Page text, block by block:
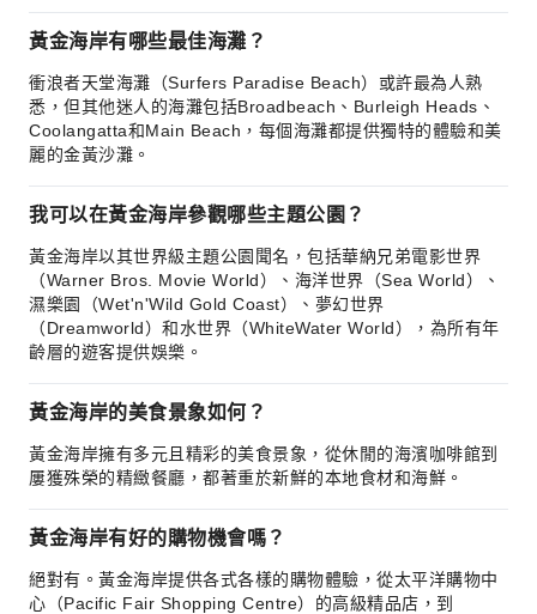
黃金海岸有哪些最佳海灘？
衝浪者天堂海灘（Surfers Paradise Beach）或許最為人熟
悉，但其他迷人的海灘包括Broadbeach、Burleigh Heads、
Coolangatta和Main Beach，每個海灘都提供獨特的體驗和美
麗的金黃沙灘。
我可以在黃金海岸參觀哪些主題公園？
黃金海岸以其世界級主題公園聞名，包括華納兄弟電影世界
（Warner Bros. Movie World）、海洋世界（Sea World）、
濕樂園（Wet'n'Wild Gold Coast）、夢幻世界
（Dreamworld）和水世界（WhiteWater World），為所有年
齡層的遊客提供娛樂。
黃金海岸的美食景象如何？
黃金海岸擁有多元且精彩的美食景象，從休閒的海濱咖啡館到
屢獲殊榮的精緻餐廳，都著重於新鮮的本地食材和海鮮。
黃金海岸有好的購物機會嗎？
絕對有。黃金海岸提供各式各樣的購物體驗，從太平洋購物中
心（Pacific Fair Shopping Centre）的高級精品店，到